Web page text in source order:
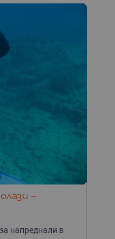
–
напреднали в